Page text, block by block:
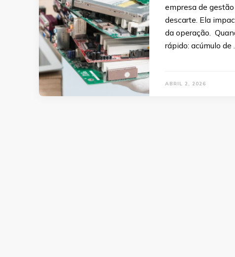
empresa de
descarte. Ela
da operação.
rápido: acúmulo de
ABRIL 2, 2026